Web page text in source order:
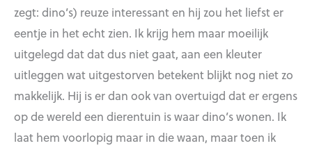
zegt: dino’s) reuze interessant en hij zou het liefst er
eentje in het echt zien. Ik krijg hem maar moeilijk
uitgelegd dat dat dus niet gaat, aan een kleuter
uitleggen wat uitgestorven betekent blijkt nog niet zo
makkelijk. Hij is er dan ook van overtuigd dat er ergens
op de wereld een dierentuin is waar dino’s wonen. Ik
laat hem voorlopig maar in die waan, maar toen ik